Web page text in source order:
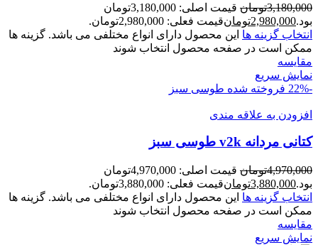
3,180,000تومان
قیمت اصلی: 3,180,000تومان
بود.2,980,000تومانقیمت فعلی: 2,980,000تومان.
انتخاب گزینه ها این محصول دارای انواع مختلفی می باشد. گزینه ها
ممکن است در صفحه محصول انتخاب شوند
مقايسه
نمایش سریع
-22%
فروخته شده طوسی سبز
افزودن به علاقه مندی
کتانی مردانه v2k طوسی سبز
4,970,000تومان
قیمت اصلی: 4,970,000تومان
بود.3,880,000تومانقیمت فعلی: 3,880,000تومان.
انتخاب گزینه ها این محصول دارای انواع مختلفی می باشد. گزینه ها
ممکن است در صفحه محصول انتخاب شوند
مقايسه
نمایش سریع